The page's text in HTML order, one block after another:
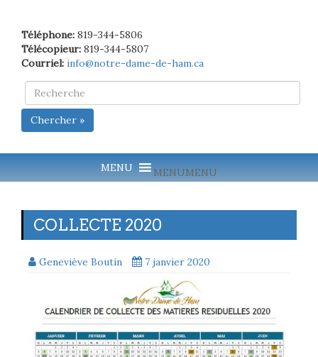
Téléphone: 819-344-5806
Télécopieur: 819-344-5807
Courriel: info@notre-dame-de-ham.ca
Chercher »
MENUMENU
COLLECTE 2020
Geneviève Boutin 7 janvier 2020